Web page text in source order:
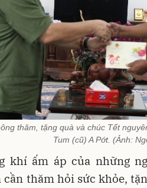
thăm, tặng quà và chúc Tết
Tum (cũ) A Pớt. (Ảnh:
khí ấm áp của những
cần thăm hỏi sức khỏe,